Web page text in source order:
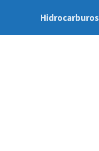
Hidrocarburos